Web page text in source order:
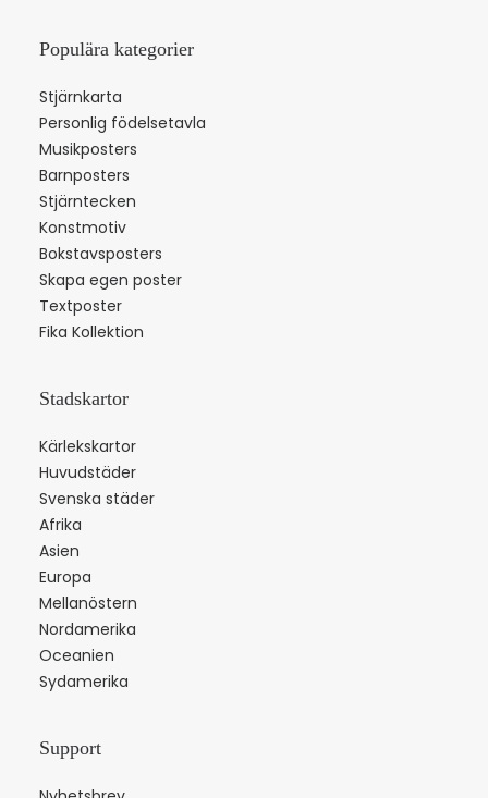
Populära kategorier
Stjärnkarta
Personlig födelsetavla
Musikposters
Barnposters
Stjärntecken
Konstmotiv
Bokstavsposters
Skapa egen poster
Textposter
Fika Kollektion
Stadskartor
Kärlekskartor
Huvudstäder
Svenska städer
Afrika
Asien
Europa
Mellanöstern
Nordamerika
Oceanien
Sydamerika
Support